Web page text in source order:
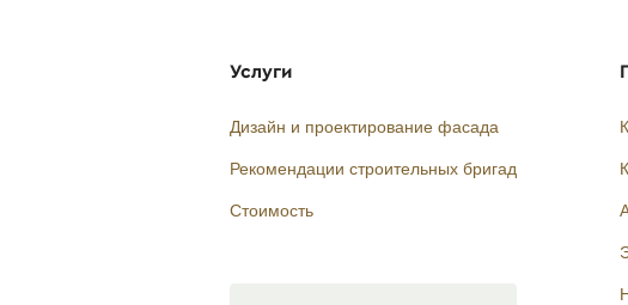
Услуги
Дизайн и проектирование фасада
Рекомендации строительных бригад
Стоимость